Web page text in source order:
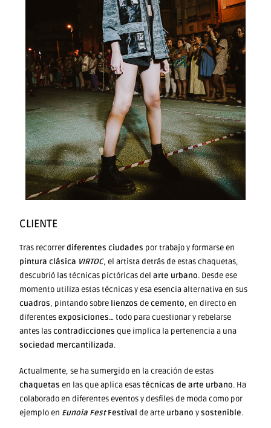
CLIENTE
Tras recorrerdiferentes ciudades por trabajo y formarse en
pintura clásica VIRTOC, el artista detrás de estas chaquetas,
descubrió las técnicas pictóricas delarte urbano. Desde ese
momento utiliza estas técnicas y esa esencia alternativa en sus
cuadros, pintando sobre lienzos decemento, en directo en
diferentesexposiciones… todo para cuestionar y rebelarse
antes lascontradicciones que implica la pertenencia a una
sociedad mercantilizada.
Actualmente, se ha sumergido en la creación de estas
chaquetas en las que aplica esastécnicas de arte urbano. Ha
colaborado en diferentes eventos y desfiles de moda como por
ejemplo en Eunoia FestFestival de arte urbano ysostenible.